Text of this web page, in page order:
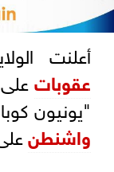
أعلنت
عقوباتعلى
"يونيون
واشنطن